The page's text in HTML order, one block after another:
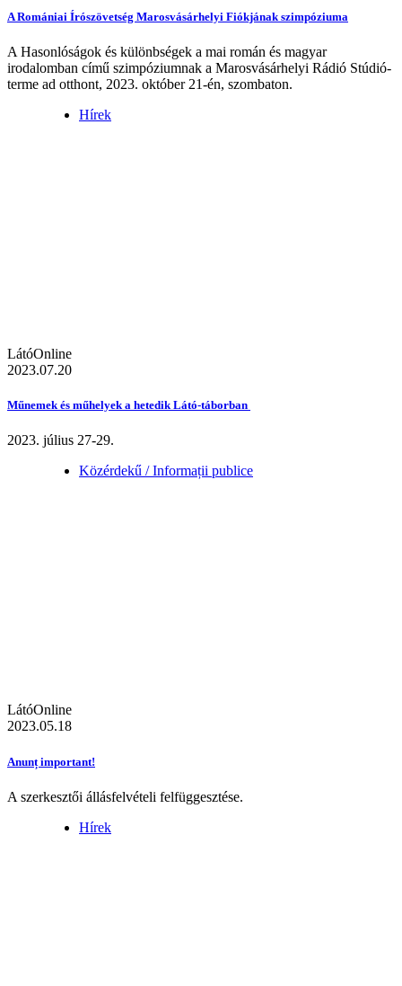
A Romániai Írószövetség Marosvásárhelyi Fiókjának szimpóziuma
A Hasonlóságok és különbségek a mai román és magyar
irodalomban című szimpóziumnak a Marosvásárhelyi Rádió Stúdió-
terme ad otthont, 2023. október 21-én, szombaton.
Hírek
LátóOnline
2023.07.20
Műnemek és műhelyek a hetedik Látó-táborban
2023. július 27-29.
Közérdekű / Informații publice
LátóOnline
2023.05.18
Anunț important!
A szerkesztői állásfelvételi felfüggesztése.
Hírek